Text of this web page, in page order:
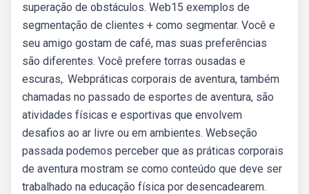
superação de obstáculos. Web15 exemplos de
segmentação de clientes + como segmentar. Você e
seu amigo gostam de café, mas suas preferências
são diferentes. Você prefere torras ousadas e
escuras,. Webpráticas corporais de aventura, também
chamadas no passado de esportes de aventura, são
atividades físicas e esportivas que envolvem
desafios ao ar livre ou em ambientes. Webseção
passada podemos perceber que as práticas corporais
de aventura mostram se como conteúdo que deve ser
trabalhado na educação física por desencadearem.